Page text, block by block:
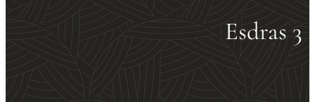
Esdras 3